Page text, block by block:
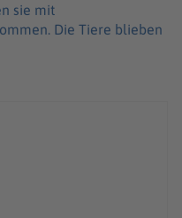
sie mit
Die Tiere blieben